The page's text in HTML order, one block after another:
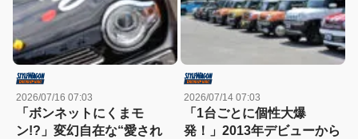
2026/07/16 07:03
「ボンネットにくまモ
ン!?」変幻自在な“愛され
2026/07/14 07:03
「1台ごとに個性大爆
発！」2013年デビューから